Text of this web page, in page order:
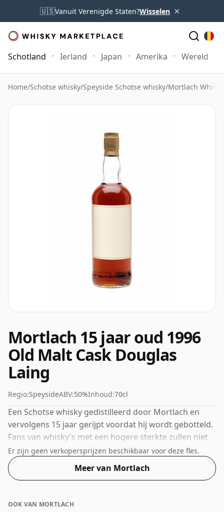
🇺🇸Vanuit Verenigde Staten?Wisselen ×
Schotland Ierland Japan Amerika Wereld
Home/Schotse whisky/Speyside Schotse whisky/Mortlach Whisky
Mortlach 15 jaar oud 1996
Old Malt Cask Douglas
Laing
Regio:SpeysideABV:50%Inhoud:70cl
Een Schotse whisky gedistilleerd door Mortlach en
vervolgens 15 jaar gerijpt voordat hij wordt gebotteld.
Fans van whisky's met een hogere sterkte zullen niet
teleurgesteld zijn door deze botteling met een
alcoholpercentage van 50%.
Er zijn geen verkopersprijzen beschikbaar voor deze fles.
Meer van Mortlach
OOK VAN MORTLACH